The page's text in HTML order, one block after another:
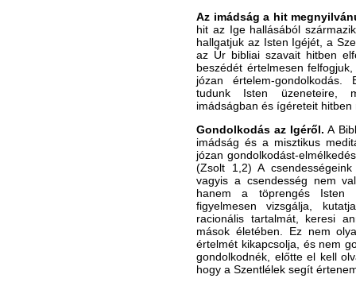
Az imádság a hit
hit az Ige hallásából
hallgatjuk az Isten Igéjét, a
az Úr bibliai szavait hitben
beszédét értelmesen
józan értelem-
tudunk Isten üzeneteire,
imádságban és ígéreteit hitben
Gondolkodás az Igéről. A
imádság és a misztikus
józan gondolkodást-
(Zsolt 1,2) A
vagyis a csendesség nem
hanem a töprengés
figyelmesen vizsgálja,
racionális tartalmát, keresi
mások életében. Ez nem
értelmét kikapcsolja, és nem
gondolkodnék, előtte el kell
hogy a Szentlélek segít